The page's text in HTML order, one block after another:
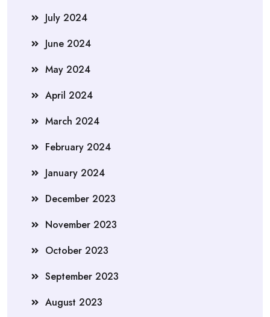
July 2024
June 2024
May 2024
April 2024
March 2024
February 2024
January 2024
December 2023
November 2023
October 2023
September 2023
August 2023